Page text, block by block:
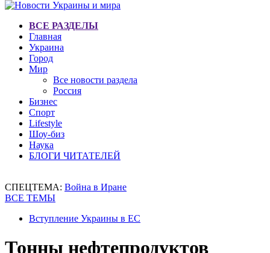
ВСЕ РАЗДЕЛЫ
Главная
Украина
Город
Мир
Все новости раздела
Россия
Бизнес
Спорт
Lifestyle
Шоу-биз
Наука
БЛОГИ ЧИТАТЕЛЕЙ
СПЕЦТЕМА: Война в Иране
ВСЕ ТЕМЫ
Вступление Украины в ЕС
Тонны нефтепродуктов